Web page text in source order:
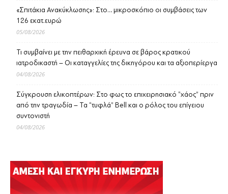
«Σπιτάκια Ανακύκλωσης»: Στο… μικροσκόπιο οι συμβάσεις των
126 εκατ.ευρώ
05/08/2026
Τι συμβαίνει με την πειθαρχική έρευνα σε βάρος κρατικού
ιατροδικαστή – Οι καταγγελίες της δικηγόρου και τα αξιοπερίεργα
04/08/2026
Σύγκρουση ελικοπτέρων: Στο φως το επιχειρησιακό “χάος” πριν
από την τραγωδία – Τα “τυφλά” Bell και ο ρόλος του επίγειου
συντονιστή
04/08/2026